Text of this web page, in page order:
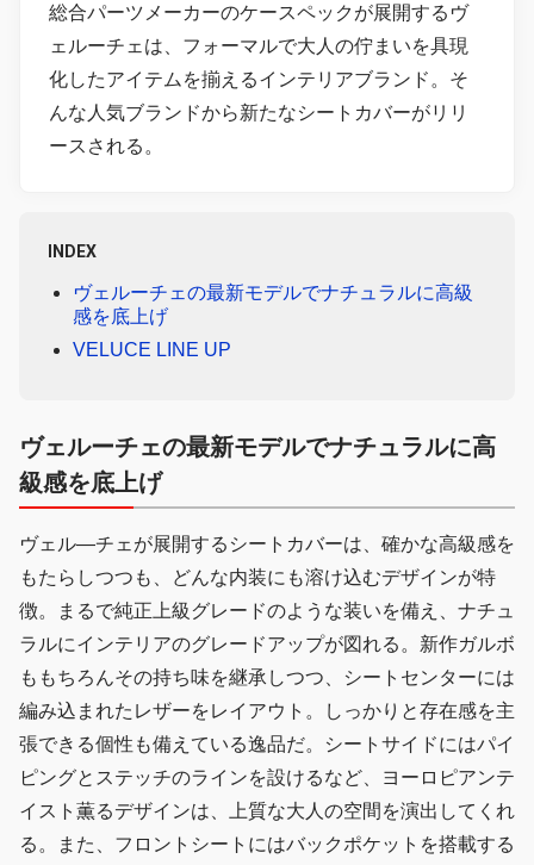
総合パーツメーカーのケースペックが展開するヴ
ェルーチェは、フォーマルで大人の佇まいを具現
化したアイテムを揃えるインテリアブランド。そ
んな人気ブランドから新たなシートカバーがリリ
ースされる。
INDEX
ヴェルーチェの最新モデルでナチュラルに高級
感を底上げ
VELUCE LINE UP
ヴェルーチェの最新モデルでナチュラルに高
級感を底上げ
ヴェル—チェが展開するシートカバーは、確かな高級感を
もたらしつつも、どんな内装にも溶け込むデザインが特
徴。まるで純正上級グレードのような装いを備え、ナチュ
ラルにインテリアのグレードアップが図れる。新作ガルボ
ももちろんその持ち味を継承しつつ、シートセンターには
編み込まれたレザーをレイアウト。しっかりと存在感を主
張できる個性も備えている逸品だ。シートサイドにはパイ
ピングとステッチのラインを設けるなど、ヨーロピアンテ
イスト薫るデザインは、上質な大人の空間を演出してくれ
る。また、フロントシートにはバックポケットを搭載する